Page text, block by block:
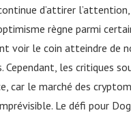
d’attirer
règne parmi
voir le coin atteindre de
Cependant, les critiques
car le marché des
Le défi pour